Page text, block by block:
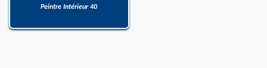
Peintre Intérieur 40